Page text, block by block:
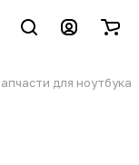
для ноутбука